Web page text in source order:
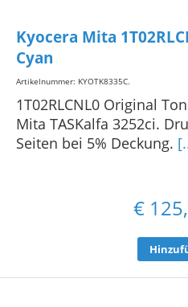
Kyocera Mita
Cyan
Artikelnummer: KYOTK8335C.
1T02RLCNL0 Original
Mita TASKalfa 3252ci.
Seiten bei 5% Deckung.
€